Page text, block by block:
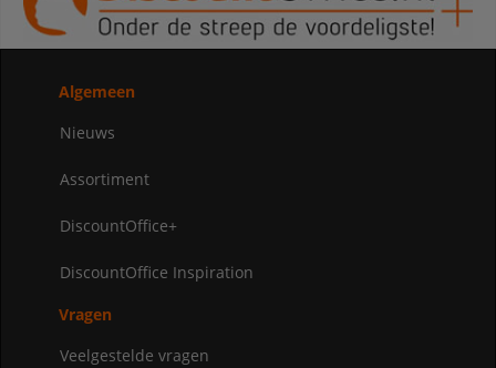
Algemeen
Nieuws
Assortiment
DiscountOffice+
DiscountOffice Inspiration
Vragen
Veelgestelde vragen